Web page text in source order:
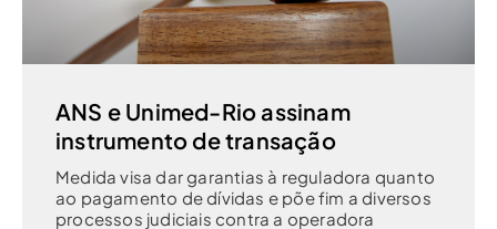
ANS e Unimed-Rio assinam
instrumento de transação
Medida visa dar garantias à reguladora quanto
ao pagamento de dívidas e põe fim a diversos
processos judiciais contra a operadora